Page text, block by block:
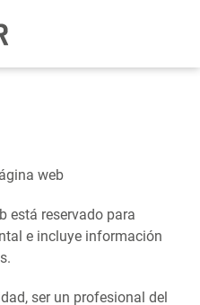
web
está reservado para
e incluye información
ser un profesional del